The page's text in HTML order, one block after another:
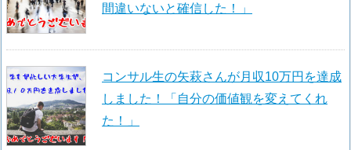
間違いないと確信した！」
コンサル生の矢萩さんが月収10万円を達成
しました！「自分の価値観を変えてくれ
た！」